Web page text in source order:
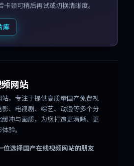
顿可稍后再试或切换清晰度。
库
网站
站，专注于提供高质量国产免费视
、电视剧、综艺、动漫等多个分
冲与画质，为您打造更清晰、更
验。
位选择国产在线视频网站的朋友